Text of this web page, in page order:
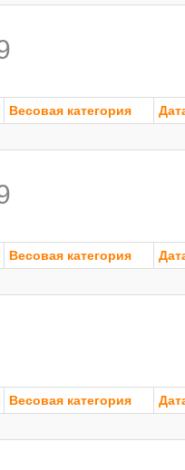
Весовая категория
Весовая категория
Весовая категория